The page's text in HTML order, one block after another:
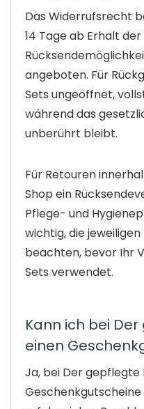
Das Widerrufsrecht
14 Tage ab Erhalt
angeboten. Für
Sets ungeöffnet,
während das
unberührt bleibt.
Für Retouren
Shop ein
Pflege- und
wichtig, die
beachten, bevor Ihr
Sets verwendet.
Kann ich bei
einen
Ja, bei Der